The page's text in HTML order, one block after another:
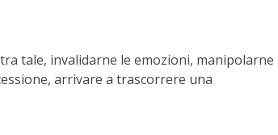
tale, invalidarne le emozioni, manipolarne
arrivare a trascorrere una